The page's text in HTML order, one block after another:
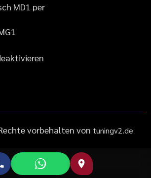
ch MD1 per
G1
eaktivieren
vorbehalten von tuningv2.de